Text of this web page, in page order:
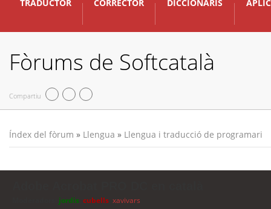
TRADUCTOR CORRECTOR DICCIONARIS
Fòrums de Softcatalà
Compartiu
Índex del fòrum » Llengua » Llengua i traducció de programari
jordis cubells xavivars